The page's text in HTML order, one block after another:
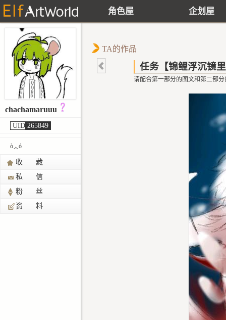
角色屋 企划屋
chachamaruuu
UID 265849
òᆺó
收 藏
私 信
粉 丝
资 料
TA的作品
任务【锦鲤浮沉镜
请配合第一部分的图文和第二部